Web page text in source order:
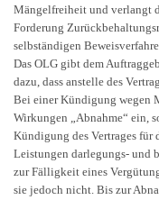
Mängelfreiheit und verlangt
Forderung
selbständigen
Das OLG gibt dem
dazu, dass anstelle des
Bei einer Kündigung wegen
Wirkungen „Abnahme“ ein,
Kündigung des Vertrages für
Leistungen darlegungs- und
zur Fälligkeit eines
sie jedoch nicht. Bis zur